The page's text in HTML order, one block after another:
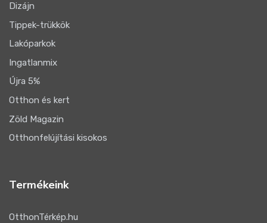
Dizájn
Tippek-trükkök
Lakóparkok
Ingatlanmix
Újra 5%
Otthon és kert
Zöld Magazin
Otthonfelújítási kisokos
Termékeink
OtthonTérkép.hu